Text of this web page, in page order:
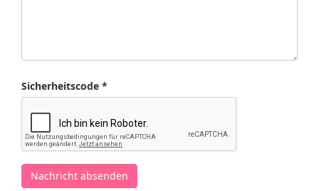
Sicherheitscode *
Nachricht absenden